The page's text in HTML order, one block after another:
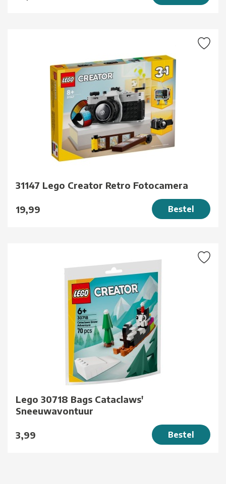
31147 Lego Creator Retro Fotocamera
19,99 Bestel
Lego 30718 Bags Cataclaws'
Sneeuwavontuur
3,99 Bestel